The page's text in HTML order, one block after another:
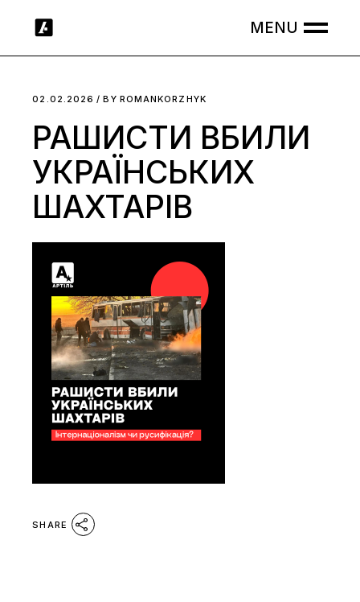
02.02.2026 BY ROMANKORZHYK
РАШИСТИ ВБИЛИ
УКРАЇНСЬКИХ
ШАХТАРІВ
SHARE